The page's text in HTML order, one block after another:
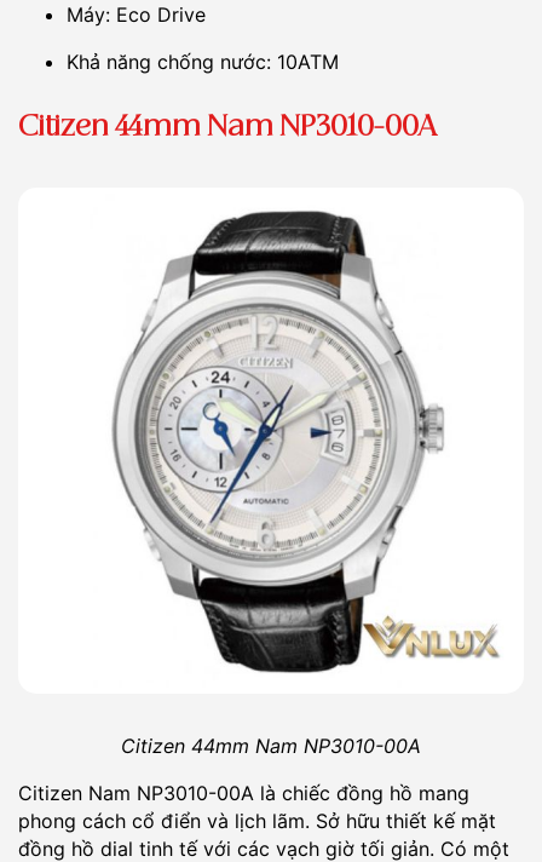
Máy: Eco Drive
Khả năng chống nước: 10ATM
Citizen 44mm Nam NP3010-00A
Citizen 44mm Nam NP3010-00A
Citizen Nam NP3010-00A là chiếc đồng hồ mang
phong cách cổ điển và lịch lãm. Sở hữu thiết kế mặt
đồng hồ dial tinh tế với các vạch giờ tối giản. Có một